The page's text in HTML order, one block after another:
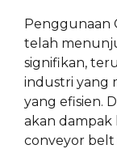
Penggunaan
telah
signifikan,
industri yang
yang efisien.
akan dampak
conveyor belt